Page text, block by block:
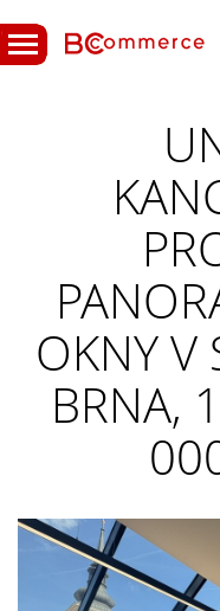
OKNY V
BRNA,